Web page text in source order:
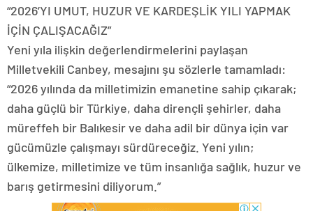
“2026’YI UMUT, HUZUR VE KARDEŞLİK YILI YAPMAK
İÇİN ÇALIŞACAĞIZ”
Yeni yıla ilişkin değerlendirmelerini paylaşan
Milletvekili Canbey, mesajını şu sözlerle tamamladı:
“2026 yılında da milletimizin emanetine sahip çıkarak;
daha güçlü bir Türkiye, daha dirençli şehirler, daha
müreffeh bir Balıkesir ve daha adil bir dünya için var
gücümüzle çalışmayı sürdüreceğiz. Yeni yılın;
ülkemize, milletimize ve tüm insanlığa sağlık, huzur ve
barış getirmesini diliyorum.”